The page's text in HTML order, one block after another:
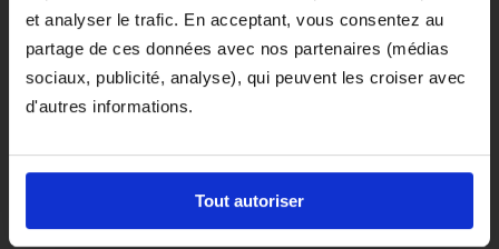
et analyser le trafic. En acceptant, vous consentez au
partage de ces données avec nos partenaires (médias
sociaux, publicité, analyse), qui peuvent les croiser avec
d'autres informations.
Tout autoriser
D'ici là, si vous souhaitez le coloris noir,
orientez-vous vers la matière "indispensable"